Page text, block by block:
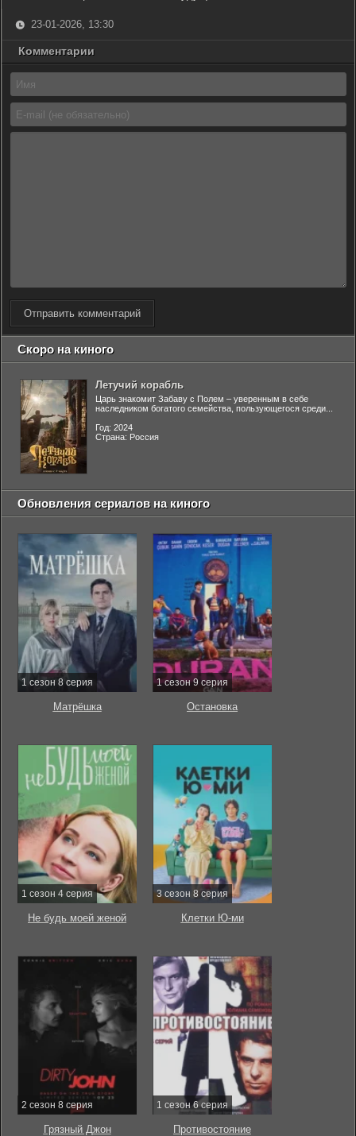
23-01-2026, 13:30
Комментарии
Отправить комментарий
Скоро на киного
Летучий корабль
Царь знакомит Забаву с Полем – уверенным в себе
наследником богатого семейства, пользующегося среди...
Год: 2024
Страна: Россия
Обновления сериалов на киного
1 сезон 8 серия
Матрёшка
1 сезон 9 серия
Остановка
1 сезон 4 серия
Не будь моей женой
3 сезон 8 серия
Клетки Ю-ми
2 сезон 8 серия
Грязный Джон
1 сезон 6 серия
Противостояние